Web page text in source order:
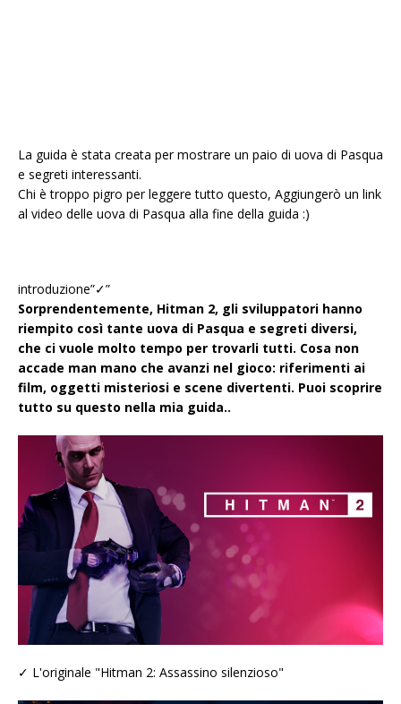
La guida è stata creata per mostrare un paio di uova di Pasqua
e segreti interessanti.
Chi è troppo pigro per leggere tutto questo, Aggiungerò un link
al video delle uova di Pasqua alla fine della guida :)
introduzione”✓”
Sorprendentemente, Hitman 2, gli sviluppatori hanno
riempito così tante uova di Pasqua e segreti diversi,
che ci vuole molto tempo per trovarli tutti. Cosa non
accade man mano che avanzi nel gioco: riferimenti ai
film, oggetti misteriosi e scene divertenti. Puoi scoprire
tutto su questo nella mia guida..
✓ L'originale "Hitman 2: Assassino silenzioso"